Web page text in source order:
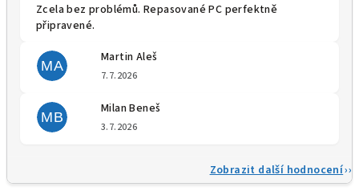
Zcela bez problémů. Repasované PC perfektně
připravené.
MA
Martin Aleš
7.7.2026
MB
Milan Beneš
3.7.2026
Zobrazit další hodnocení